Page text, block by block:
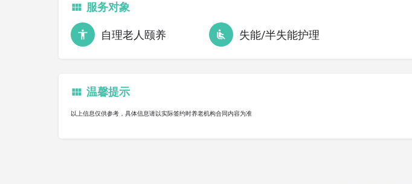
服务对象
自理老人颐养 失能/半失能护理
温馨提示
以上信息仅供参考，具体信息请以实际签约时养老机构合同内容为准